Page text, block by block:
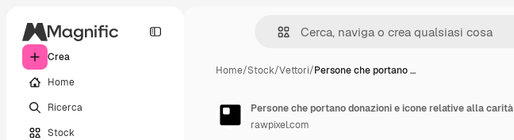
Crea
Home
Ricerca
Stock
Home/Stock/Vettori/Persone che portano …
Persone che portano donazioni e icone relative alla carità
rawpixel.com